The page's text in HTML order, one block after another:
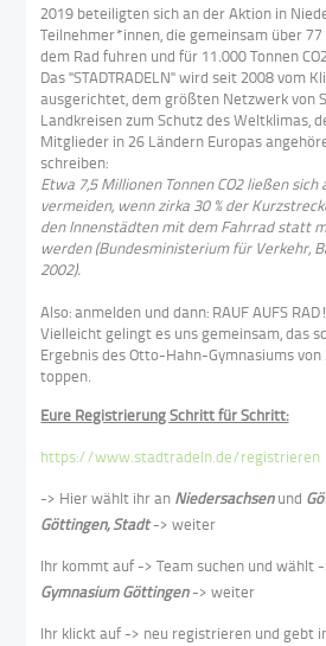
2019 beteiligten sich an der Aktion in
Teilnehmer*innen, die gemeinsam über
dem Rad fuhren und für 11.000 Tonnen
Das "STADTRADELN" wird seit 2008 vom
ausgerichtet, dem größten Netzwerk von
Landkreisen zum Schutz des Weltklimas,
Mitglieder in 26 Ländern Europas
schreiben:
Etwa 7,5 Millionen Tonnen CO2 ließen
vermeiden, wenn zirka 30 % der
den Innenstädten mit dem Fahrrad statt
werden (Bundesministerium für Verkehr,
2002).
Also: anmelden und dann: RAUF AUFS RAD!
Vielleicht gelingt es uns gemeinsam, das
Ergebnis des Otto-Hahn-Gymnasiums von
toppen.
Eure Registrierung Schritt für Schritt:
https://www.stadtradeln.de/registrieren
-> Hier wählt ihr an Niedersachsenund
Göttingen, Stadt-> weiter
Ihr kommt auf -> Team suchen und wählt
Gymnasium Göttingen-> weiter
Ihr klickt auf -> neu registrieren und gebt